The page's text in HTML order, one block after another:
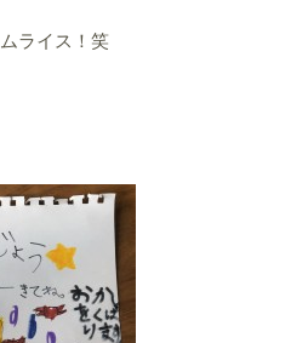
ライス！笑